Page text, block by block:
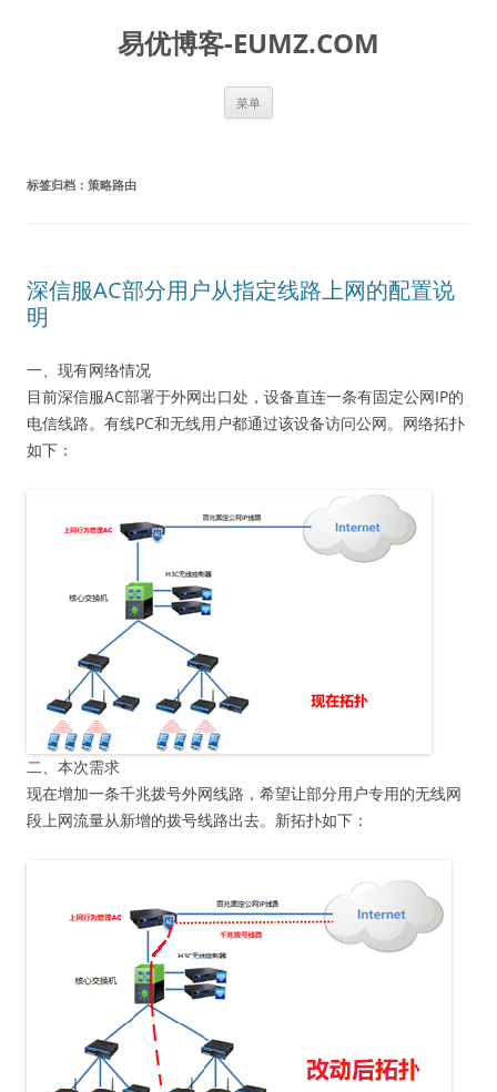
易优博客-EUMZ.COM
菜单
标签归档： 策略路由
深信服AC部分用户从指定线路上网的配置说
明
一、现有网络情况
目前深信服AC部署于外网出口处，设备直连一条有固定公网IP的
电信线路。有线PC和无线用户都通过该设备访问公网。网络拓扑
如下：
二、本次需求
现在增加一条千兆拨号外网线路，希望让部分用户专用的无线网
段上网流量从新增的拨号线路出去。新拓扑如下：